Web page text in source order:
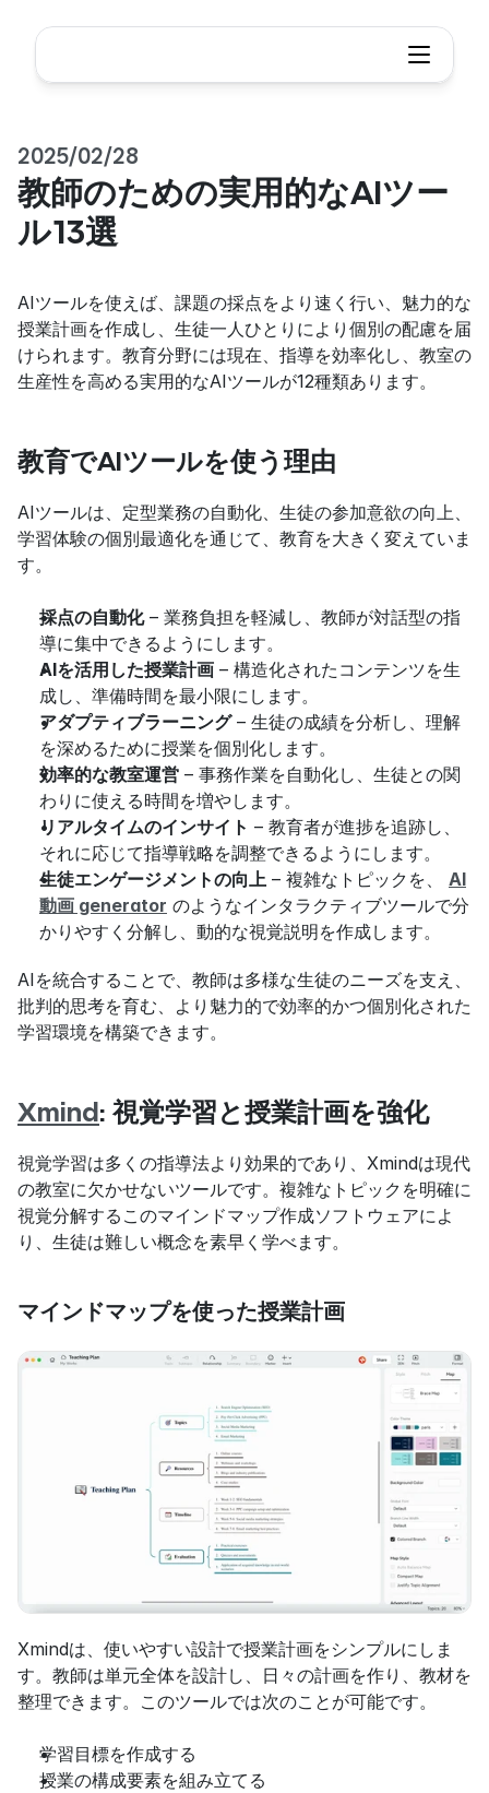
2025/02/28
教師のための実用的なAIツー
ル13選
AIツールを使えば、課題の採点をより速く行い、魅力的な
授業計画を作成し、生徒一人ひとりにより個別の配慮を届
けられます。教育分野には現在、指導を効率化し、教室の
生産性を高める実用的なAIツールが12種類あります。
教育でAIツールを使う理由
AIツールは、定型業務の自動化、生徒の参加意欲の向上、
学習体験の個別最適化を通じて、教育を大きく変えていま
す。
採点の自動化 – 業務負担を軽減し、教師が対話型の指
導に集中できるようにします。
AIを活用した授業計画 – 構造化されたコンテンツを生
成し、準備時間を最小限にします。
アダプティブラーニング – 生徒の成績を分析し、理解
を深めるために授業を個別化します。
効率的な教室運営 – 事務作業を自動化し、生徒との関
わりに使える時間を増やします。
リアルタイムのインサイト – 教育者が進捗を追跡し、
それに応じて指導戦略を調整できるようにします。
生徒エンゲージメントの向上 – 複雑なトピックを、 AI
動画 generator のようなインタラクティブツールで分
かりやすく分解し、動的な視覚説明を作成します。
AIを統合することで、教師は多様な生徒のニーズを支え、
批判的思考を育む、より魅力的で効率的かつ個別化された
学習環境を構築できます。
Xmind : 視覚学習と授業計画を強化
視覚学習は多くの指導法より効果的であり、Xmindは現代
の教室に欠かせないツールです。複雑なトピックを明確に
視覚分解するこのマインドマップ作成ソフトウェアによ
り、生徒は難しい概念を素早く学べます。
マインドマップを使った授業計画
Xmindは、使いやすい設計で授業計画をシンプルにしま
す。教師は単元全体を設計し、日々の計画を作り、教材を
整理できます。このツールでは次のことが可能です。
学習目標を作成する
授業の構成要素を組み立てる